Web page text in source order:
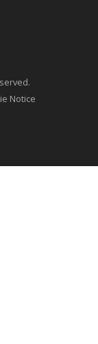
Notice